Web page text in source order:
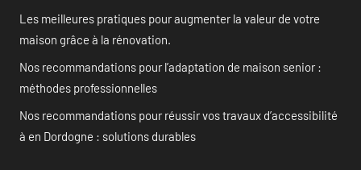
Les meilleures pratiques pour augmenter la valeur de votre
maison grâce à la rénovation.
Nos recommandations pour l’adaptation de maison senior :
méthodes professionnelles
Nos recommandations pour réussir vos travaux d’accessibilité
à en Dordogne : solutions durables